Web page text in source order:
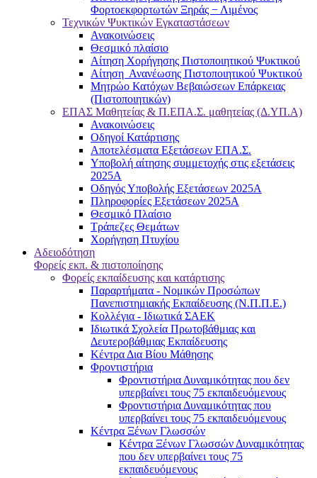
Φορτοεκφορτωτών Ξηράς − Λιμένος
Τεχνικών Ψυκτικών Εγκαταστάσεων
Ανακοινώσεις
Θεσμικό πλαίσιο
Αίτηση Χορήγησης Πιστοποιητικού Ψυκτικού
Αίτηση Ανανέωσης Πιστοποιητικού Ψυκτικού
Μητρώο Κατόχων Βεβαιώσεων Επάρκειας
(Πιστοποιητικών)
ΕΠΑΣ Μαθητείας & Π.ΕΠΑ.Σ. μαθητείας (Δ.ΥΠ.Α)
Ανακοινώσεις
Oδηγοί Κατάρτισης
Αποτελέσματα Εξετάσεων ΕΠΑ.Σ.
Υποβολή αίτησης συμμετοχής στις εξετάσεις
2025Α
Οδηγός Υποβολής Εξετάσεων 2025A
Πληροφορίες Εξετάσεων 2025Α
Θεσμικό Πλαίσιο
Τράπεζες Θεμάτων
Χορήγηση Πτυχίου
Αδειοδότηση
Φορείς εκπ. & πιστοποίησης
Φορείς εκπαίδευσης και κατάρτισης
Παραρτήματα - Νομικών Προσώπων
Πανεπιστημιακής Εκπαίδευσης (Ν.Π.Π.Ε.)
Κολλέγια - Ιδιωτικά ΣΑΕΚ
Ιδιωτικά Σχολεία Πρωτοβάθμιας και
Δευτεροβάθμιας Εκπαίδευσης
Κέντρα Δια Βίου Μάθησης
Φροντιστήρια
Φροντιστήρια Δυναμικότητας που δεν
υπερβαίνει τους 75 εκπαιδευόμενους
Φροντιστήρια Δυναμικότητας που
υπερβαίνει τους 75 εκπαιδευόμενους
Κέντρα Ξένων Γλωσσών
Kέντρα Ξένων Γλωσσών Δυναμικότητας
που δεν υπερβαίνει τους 75
εκπαιδευόμενους